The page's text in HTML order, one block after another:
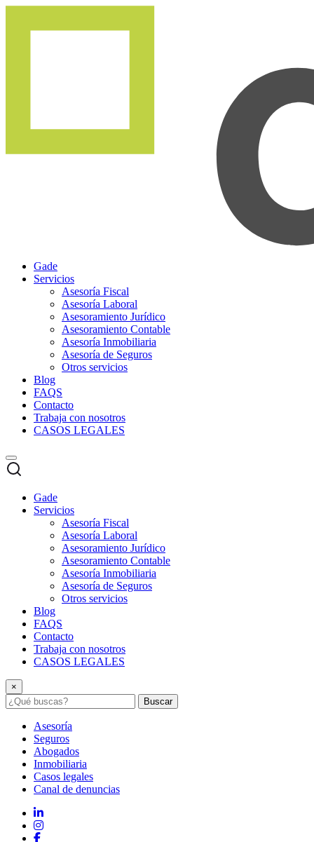
Gade
Servicios
Asesoría Fiscal
Asesoría Laboral
Asesoramiento Jurídico
Asesoramiento Contable
Asesoría Inmobiliaria
Asesoría de Seguros
Otros servicios
Blog
FAQS
Contacto
Trabaja con nosotros
CASOS LEGALES
Gade
Servicios
Asesoría Fiscal
Asesoría Laboral
Asesoramiento Jurídico
Asesoramiento Contable
Asesoría Inmobiliaria
Asesoría de Seguros
Otros servicios
Blog
FAQS
Contacto
Trabaja con nosotros
CASOS LEGALES
×
Buscar
Asesoría
Seguros
Abogados
Inmobiliaria
Casos legales
Canal de denuncias